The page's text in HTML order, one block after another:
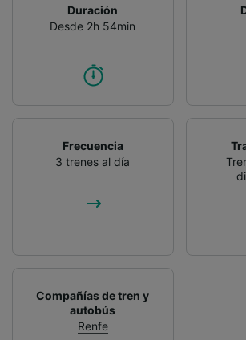
Duración
Desde 2h 54min
Frecuencia
3 trenes al día
Compañías de tren y
autobús
Renfe